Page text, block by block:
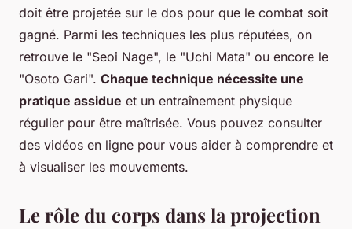
doit être projetée sur le dos pour que le combat soit
gagné. Parmi les techniques les plus réputées, on
retrouve le "Seoi Nage", le "Uchi Mata" ou encore le
"Osoto Gari". Chaque technique nécessite une
pratique assidue et un entraînement physique
régulier pour être maîtrisée. Vous pouvez consulter
des vidéos en ligne pour vous aider à comprendre et
à visualiser les mouvements.
Le rôle du corps dans la projection